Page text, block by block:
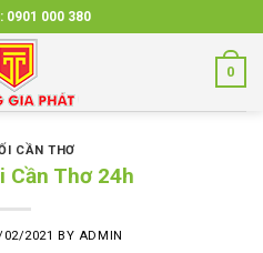
0901 000 380
0
CẦN THƠ
Cần Thơ 24h
02/2021 BY ADMIN